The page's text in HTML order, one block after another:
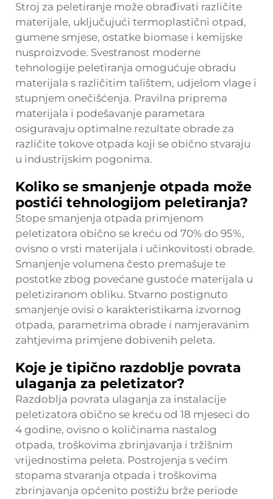
Stroj za peletiranje može obrađivati različite
materijale, uključujući termoplastični otpad,
gumene smjese, ostatke biomase i kemijske
nusproizvode. Svestranost moderne
tehnologije peletiranja omogućuje obradu
materijala s različitim talištem, udjelom vlage i
stupnjem onečišćenja. Pravilna priprema
materijala i podešavanje parametara
osiguravaju optimalne rezultate obrade za
različite tokove otpada koji se obično stvaraju
u industrijskim pogonima.
Koliko se smanjenje otpada može
postići tehnologijom peletiranja?
Stope smanjenja otpada primjenom
peletizatora obično se kreću od 70% do 95%,
ovisno o vrsti materijala i učinkovitosti obrade.
Smanjenje volumena često premašuje te
postotke zbog povećane gustoće materijala u
peletiziranom obliku. Stvarno postignuto
smanjenje ovisi o karakteristikama izvornog
otpada, parametrima obrade i namjeravanim
zahtjevima primjene dobivenih peleta.
Koje je tipično razdoblje povrata
ulaganja za peletizator?
Razdoblja povrata ulaganja za instalacije
peletizatora obično se kreću od 18 mjeseci do
4 godine, ovisno o količinama nastalog
otpada, troškovima zbrinjavanja i tržišnim
vrijednostima peleta. Postrojenja s većim
stopama stvaranja otpada i troškovima
zbrinjavanja općenito postižu brže periode